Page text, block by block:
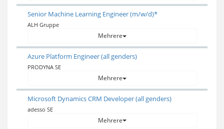
Senior Machine Learning Engineer (m/w/d)*
ALH Gruppe
Mehrere
Azure Platform Engineer (all genders)
PRODYNA SE
Mehrere
Microsoft Dynamics CRM Developer (all genders)
adesso SE
Mehrere